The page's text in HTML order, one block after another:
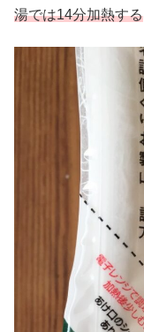
湯では14分加熱する